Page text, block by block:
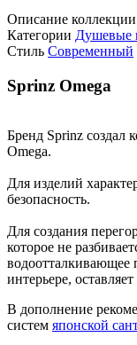
Описание коллекции
Категории Душевые
Стиль Современный
Sprinz Omega
Бренд Sprinz создал
Omega.
Для изделий
безопасность.
Для создания
которое не
водоотталкивающее
интерьере,
В дополнение
систем японской